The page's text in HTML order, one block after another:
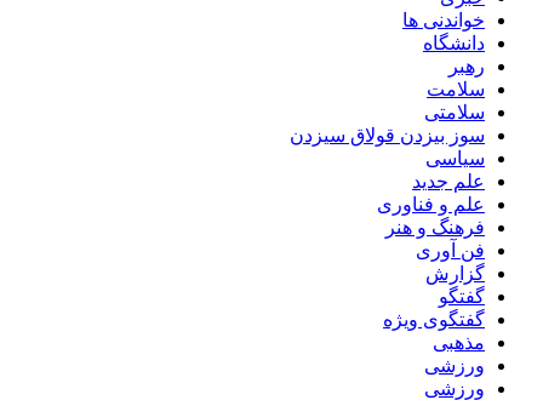
خواندنی ها
دانشگاه
رهبر
سلامت
سلامتی
سوز بیزدن قولاق سیزدن
سیاسی
علم جدید
علم و فناوری
فرهنگ و هنر
فن آوری
گزارش
گفتگو
گفتگوی ویژه
مذهبی
ورزشی
ورزشی